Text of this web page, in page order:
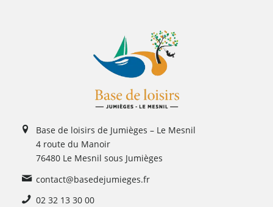
Base de loisirs de Jumièges – Le Mesnil
4 route du Manoir
76480 Le Mesnil sous Jumièges
contact@basedejumieges.fr
02 32 13 30 00